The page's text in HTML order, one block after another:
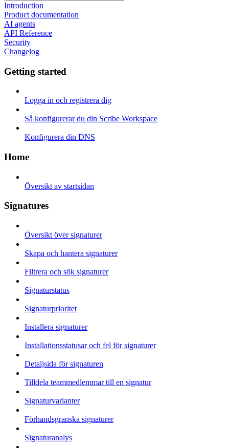
Introduction
Product documentation
AI agents
API Reference
Security
Changelog
Getting started
Logga in och registrera dig
Så konfigurerar du din Scribe Workspace
Konfigurera din DNS
Home
Översikt av startsidan
Signatures
Översikt över signaturer
Skapa och hantera signaturer
Filtrera och sök signaturer
Signaturstatus
Signaturprioritet
Installera signaturer
Installationsstatusar och fel för signaturer
Detaljsida för signaturen
Tilldela teammedlemmar till en signatur
Signaturvarianter
Förhandsgranska signaturer
Signaturanalys